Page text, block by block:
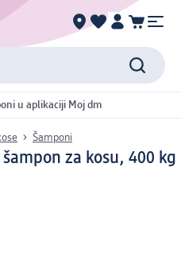
u aplikaciji Moj dm
Šamponi
za kosu, 400 kg